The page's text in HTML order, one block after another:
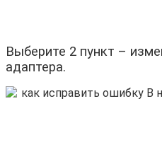
Выберите 2 пункт –
адаптера.